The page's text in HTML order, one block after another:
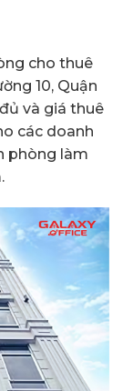
cho thuê
10, Quận
và giá thuê
các doanh
phòng làm